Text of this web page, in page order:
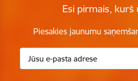
Esi pirmais, kurš
Piesakies jaunumu